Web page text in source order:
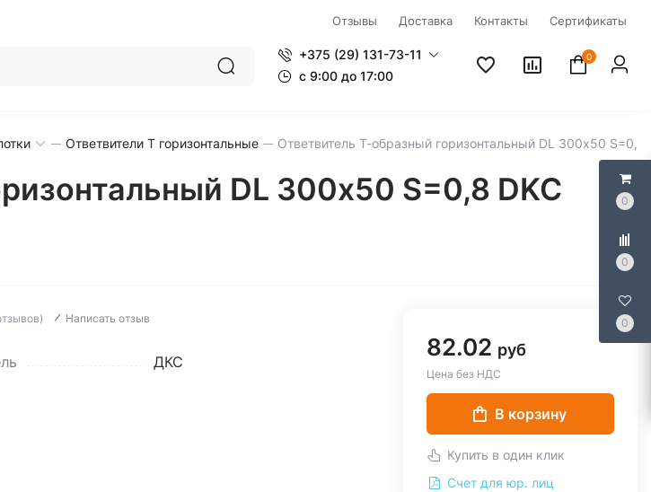
0
0
0
Отзывы Доставка Контакты Сертификаты
+375 (29) 131-73-11
c 9:00 до 17:00
0
Ответвители Т горизонтальные Ответвитель Т-образный горизонтальный DL 300х50 S=0,8
DL 300х50 S=0,8 DKC
Написать отзыв
ДКС
82.02 руб
Цена без НДС
В корзину
Купить в один клик
Счет для юр. лиц